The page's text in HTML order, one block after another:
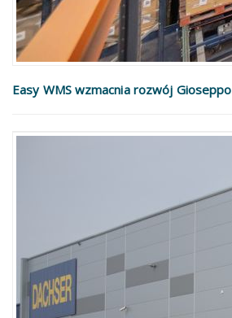
Easy WMS wzmacnia rozwój Gioseppo